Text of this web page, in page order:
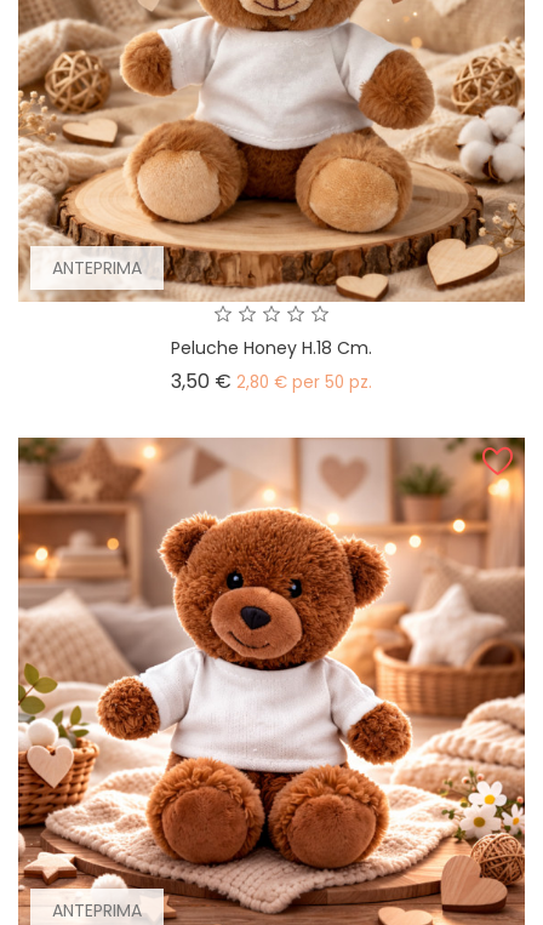
ANTEPRIMA
Peluche Honey H.18 Cm.
3,50 € Prezzo
2,80 € per 50 pz.
ANTEPRIMA